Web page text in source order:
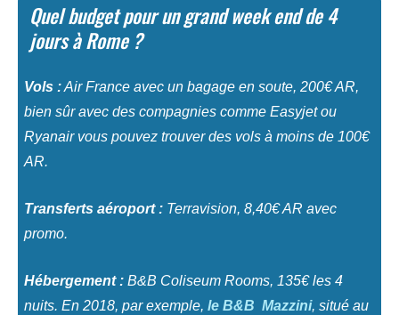
Quel budget pour un grand week end de 4
jours à Rome ?
Vols :Air France avec un bagage en soute, 200€ AR,
bien sûr avec des compagnies comme Easyjet ou
Ryanair vous pouvez trouver des vols à moins de 100€
AR.
Transferts aéroport : Terravision, 8,40€ AR avec
promo.
Hébergement : B&B Coliseum Rooms, 135€ les 4
nuits. En 2018, par exemple, le B&B Mazzini, situé au